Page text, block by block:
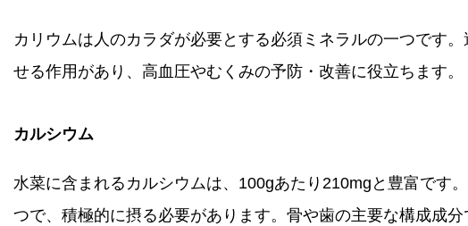
カリウムは人のカラダが必要とする必須ミネラルの一つです
せる作用があり、高血圧やむくみの予防・改善に役立ちます。
カルシウム
水菜に含まれるカルシウムは、100gあたり210mgと豊富です
つで、積極的に摂る必要があります。骨や歯の主要な構成成